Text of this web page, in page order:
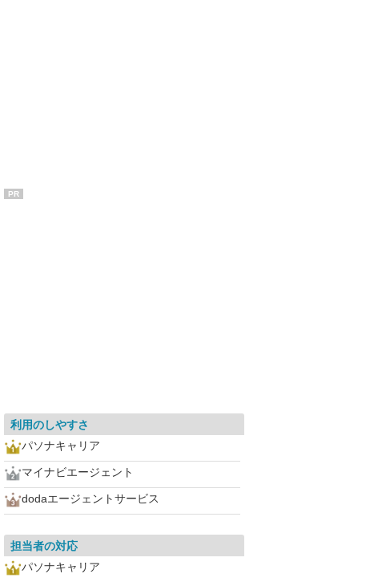
PR
利用のしやすさ
パソナキャリア
マイナビエージェント
dodaエージェントサービス
担当者の対応
パソナキャリア